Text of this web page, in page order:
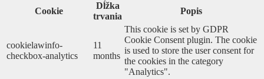
Cookie
Dĺžka
trvania
Popis
cookielawinfo-
checkbox-analytics
11
months
This cookie is set by GDPR
Cookie Consent plugin. The cookie
is used to store the user consent for
the cookies in the category
"Analytics".